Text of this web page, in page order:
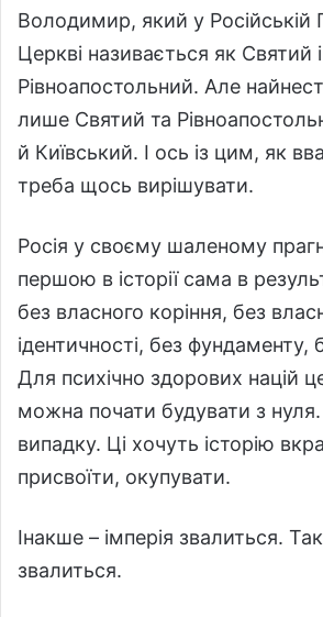
Володимир, який у Російській
Церкві називається як Святий і
Рівноапостольний. Але
лише Святий та
й Київський. І ось із цим, як
треба щось вирішувати.
Росія у своєму шаленому
першою в історії сама в
без власного коріння, без
ідентичності, без фундаменту,
Для психічно здорових націй
можна почати будувати з
випадку. Ці хочуть історію
присвоїти, окупувати.
Інакше – імперія звалиться.
звалиться.